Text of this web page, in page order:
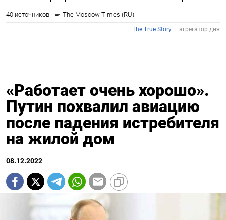
«Работает очень хорошо».
Путин похвалил авиацию
после падения истребителя
на жилой дом
08.12.2022